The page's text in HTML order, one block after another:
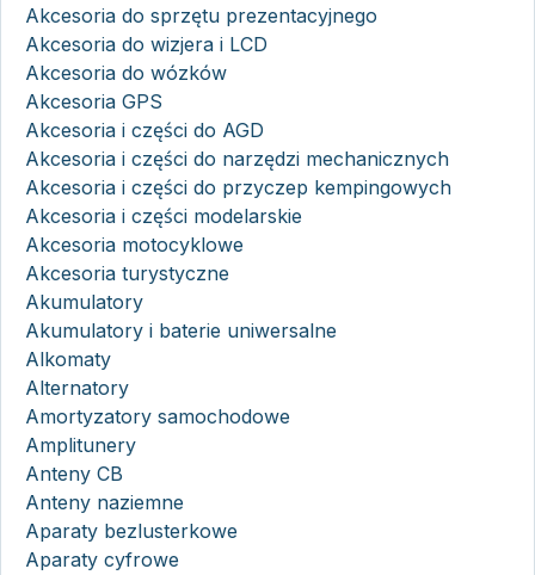
Akcesoria do sprzętu prezentacyjnego
Akcesoria do wizjera i LCD
Akcesoria do wózków
Akcesoria GPS
Akcesoria i części do AGD
Akcesoria i części do narzędzi mechanicznych
Akcesoria i części do przyczep kempingowych
Akcesoria i części modelarskie
Akcesoria motocyklowe
Akcesoria turystyczne
Akumulatory
Akumulatory i baterie uniwersalne
Alkomaty
Alternatory
Amortyzatory samochodowe
Amplitunery
Anteny CB
Anteny naziemne
Aparaty bezlusterkowe
Aparaty cyfrowe